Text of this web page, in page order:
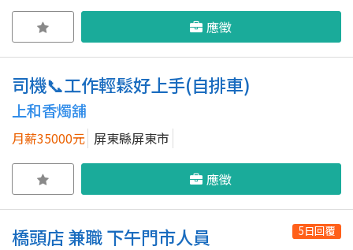
應徵
司機📞工作輕鬆好上手(自排車)
上和香燭舖
月薪35000元 屏東縣屏東市
應徵
橋頭店 兼職 下午門市人員 5日回覆